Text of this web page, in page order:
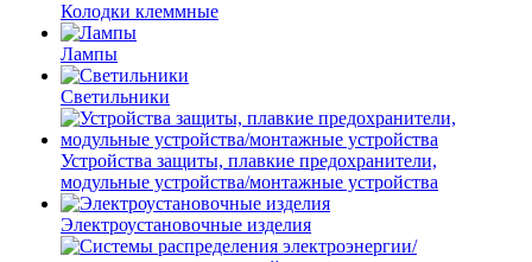
Колодки клеммные
Лампы
Светильники
Устройства защиты, плавкие предохранители,
модульные устройства/монтажные устройства
Электроустановочные изделия